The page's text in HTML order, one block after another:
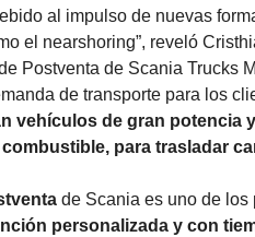
al impulso de nuevas
el nearshoring”, reveló
Postventa de Scania Trucks
de transporte para los
vehículos de gran potencia
para trasladar
de Scania es uno de los
personalizada y con